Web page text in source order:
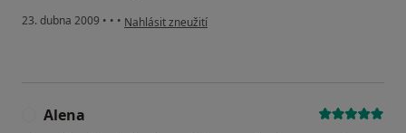
23. dubna 2009 • • • podle názoru uživatele Kuba
Nahlásit zneužití
Alena